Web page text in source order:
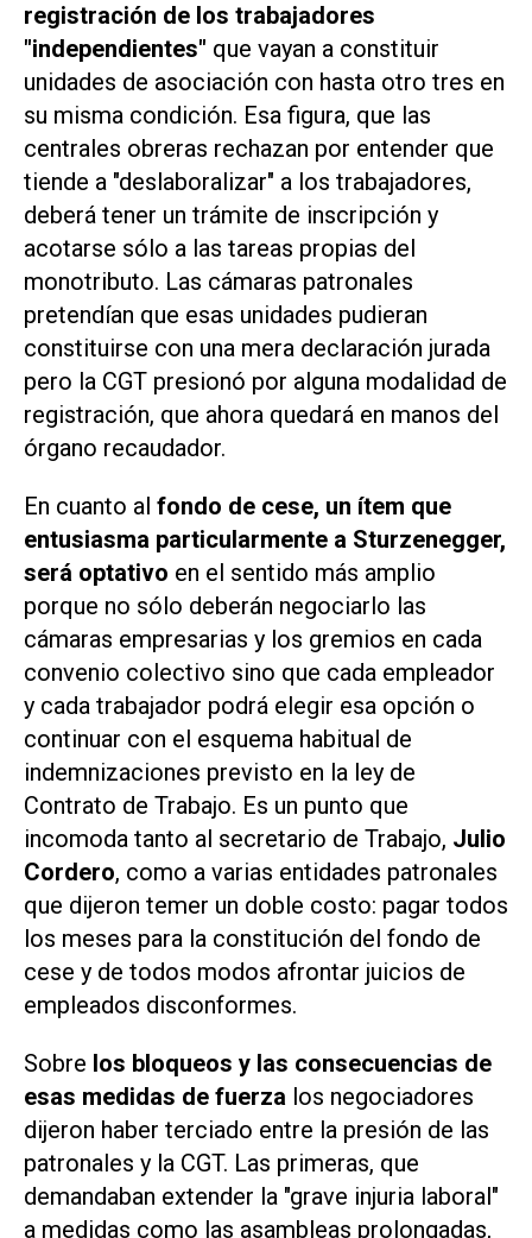
registración de los trabajadores
"independientes" que vayan a constituir
unidades de asociación con hasta otro tres en
su misma condición. Esa figura, que las
centrales obreras rechazan por entender que
tiende a "deslaboralizar" a los trabajadores,
deberá tener un trámite de inscripción y
acotarse sólo a las tareas propias del
monotributo. Las cámaras patronales
pretendían que esas unidades pudieran
constituirse con una mera declaración jurada
pero la CGT presionó por alguna modalidad de
registración, que ahora quedará en manos del
órgano recaudador.
En cuanto al fondo de cese, un ítem que
entusiasma particularmente a Sturzenegger,
será optativo en el sentido más amplio
porque no sólo deberán negociarlo las
cámaras empresarias y los gremios en cada
convenio colectivo sino que cada empleador
y cada trabajador podrá elegir esa opción o
continuar con el esquema habitual de
indemnizaciones previsto en la ley de
Contrato de Trabajo. Es un punto que
incomoda tanto al secretario de Trabajo, Julio
Cordero, como a varias entidades patronales
que dijeron temer un doble costo: pagar todos
los meses para la constitución del fondo de
cese y de todos modos afrontar juicios de
empleados disconformes.
Sobre los bloqueos y las consecuencias de
esas medidas de fuerza los negociadores
dijeron haber terciado entre la presión de las
patronales y la CGT. Las primeras, que
demandaban extender la "grave injuria laboral"
a medidas como las asambleas prolongadas,